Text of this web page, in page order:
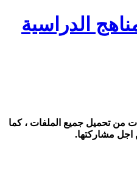
الدراسية
من تحميل جميع الملفات ، كما
اجل مشاركتها.